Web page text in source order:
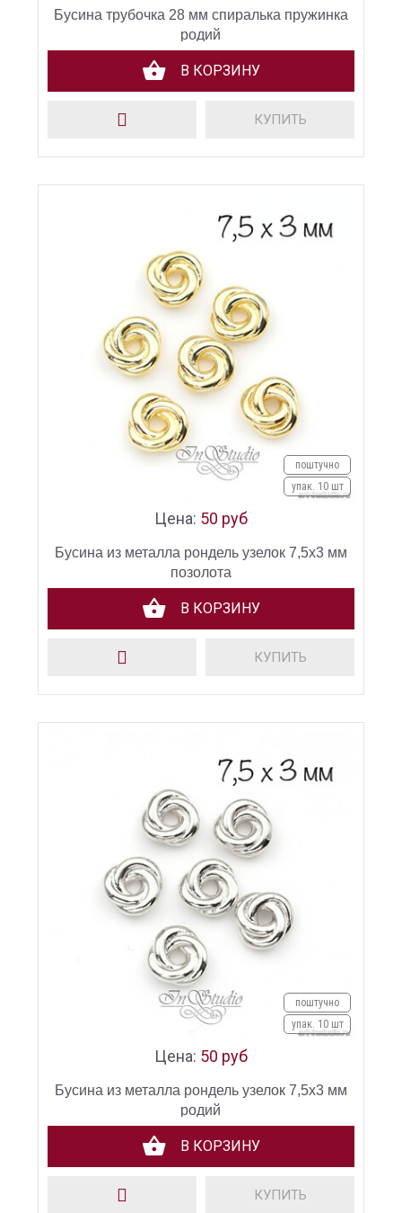
Бусина трубочка 28 мм спиралька пружинка
родий
В КОРЗИНУ
КУПИТЬ
поштучно
упак. 10 шт
Цена: 50 руб
Бусина из металла рондель узелок 7,5х3 мм
позолота
В КОРЗИНУ
КУПИТЬ
поштучно
упак. 10 шт
Цена: 50 руб
Бусина из металла рондель узелок 7,5х3 мм
родий
В КОРЗИНУ
КУПИТЬ